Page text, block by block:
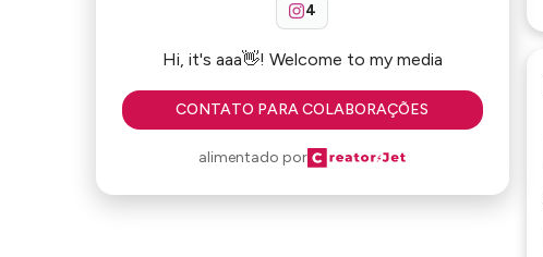
4
Hi, it's aaa👋! Welcome to my media
CONTATO PARA COLABORAÇÕES
alimentado por